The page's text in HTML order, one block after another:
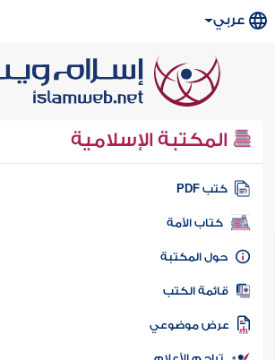
عربي
المكتبة الإسلامية
كتب PDF
كتاب الأمة
المكتبة
الكتب